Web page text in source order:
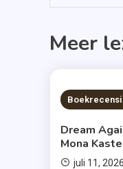
Meer
6 MINS
Dream
Mona
juli 11, 2026